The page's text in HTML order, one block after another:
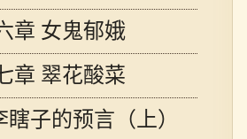
章 女鬼郁娥
章 翠花酸菜
子的预言（上）